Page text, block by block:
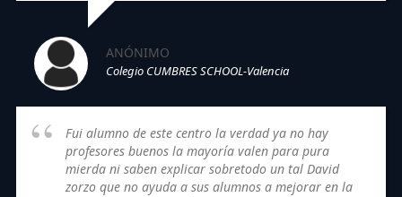
ANÓNIMO
Colegio CUMBRES SCHOOL-Valencia
Fui alumno de este centro la verdad ya no hay
profesores buenos la mayoría valen para pura
mierda ni saben explicar sobretodo un tal David
zorzo que no ayuda a sus alumnos a mejorar en la